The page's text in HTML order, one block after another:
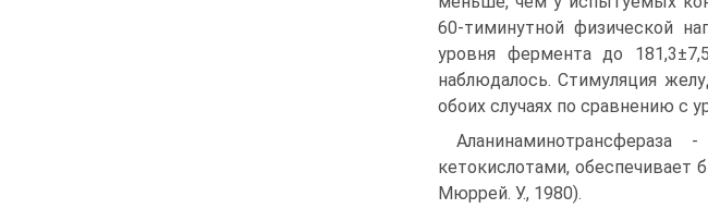
60-тиминутной физической
уровня фермента до
наблюдалось. Стимуляция
обоих случаях по сравнению с
кетокислотами, обеспечивает
Мюррей. У., 1980).